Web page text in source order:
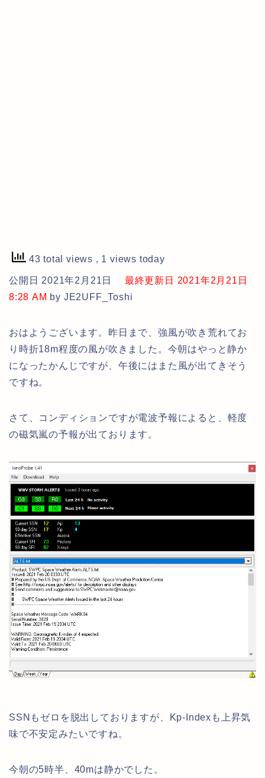
43 total views , 1 views today
公開日 2021年2月21日
最終更新日 2021年2月21日
8:28 AM by JE2UFF_Toshi
おはようございます。昨日まで、強風が吹き荒れてお
り時折18m程度の風が吹きました。今朝はやっと静か
になったかんじですが、午後にはまた風が出てきそう
ですね。
さて、コンディションですが電波予報によると、軽度
の磁気嵐の予報が出ております。
SSNもゼロを脱出しておりますが、Kp-Indexも上昇気
味で不安定みたいですね。
今朝の5時半、40mは静かでした。